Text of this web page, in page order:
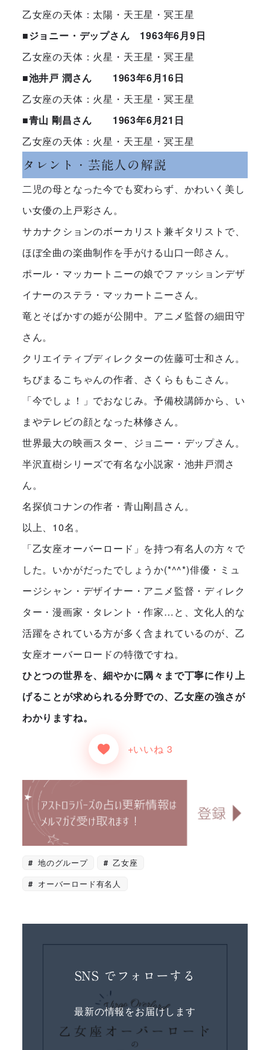
乙女座の天体：太陽・天王星・冥王星
■ジョニー・デップさん 1963年6月9日
乙女座の天体：火星・天王星・冥王星
■池井戸 潤さん 1963年6月16日
乙女座の天体：火星・天王星・冥王星
■青山 剛昌さん 1963年6月21日
乙女座の天体：火星・天王星・冥王星
タレント・芸能人の解説
二児の母となった今でも変わらず、かわいく美し
い女優の上戸彩さん。
サカナクションのボーカリスト兼ギタリストで、
ほぼ全曲の楽曲制作を手がける山口一郎さん。
ポール・マッカートニーの娘でファッションデザ
イナーのステラ・マッカートニーさん。
竜とそばかすの姫が公開中。アニメ監督の細田守
さん。
クリエイティブディレクターの佐藤可士和さん。
ちびまるこちゃんの作者、さくらももこさん。
「今でしょ！」でおなじみ。予備校講師から、い
まやテレビの顔となった林修さん。
世界最大の映画スター、ジョニー・デップさん。
半沢直樹シリーズで有名な小説家・池井戸潤さ
ん。
名探偵コナンの作者・青山剛昌さん。
以上、10名。
「乙女座オーバーロード」を持つ有名人の方々で
した。いかがだったでしょうか(*^^*)俳優・ミュ
ージシャン・デザイナー・アニメ監督・ディレク
ター・漫画家・タレント・作家…と、文化人的な
活躍をされている方が多く含まれているのが、乙
女座オーバーロードの特徴ですね。
ひとつの世界を、細やかに隅々まで丁寧に作り上
げることが求められる分野での、乙女座の強さが
わかりますね。
+いいね 3
地のグループ
乙女座
オーバーロード有名人
SNS でフォローする
最新の情報をお届けします